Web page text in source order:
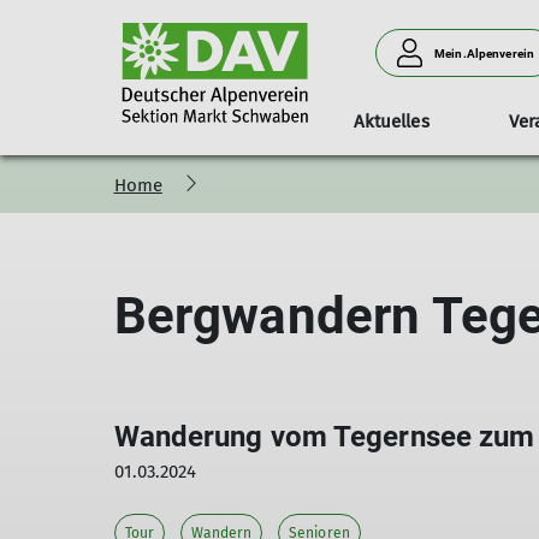
Mein.Alpenverein
Aktuelles
Vorträge
Programm Touren
Anlage & Klettern am Turm
Familiengruppe
Mitglied werden
Unser Verein Unser Team
Home
Bergwandern
Wanderung vom Tegernsee
01.03.2024
Tour Wandern Senioren